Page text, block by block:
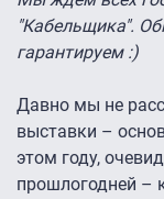
"Кабельщика".
гарантируем :)
Давно мы не
выставки –
этом году,
прошлогодней –